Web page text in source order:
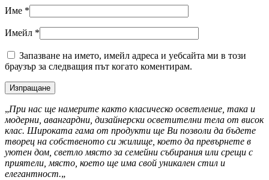
Име *
Имейл *
Запазване на името, имейл адреса и уебсайта ми в този
браузър за следващия път когато коментирам.
„При нас ще намерите както класическо осветление, така и
модерни, авангардни, дизайнерски осветителни тела от висок
клас. Широката гама от продукти ще Ви позволи да бъдете
творец на собственото си жилище, което да превърнете в
уютен дом, светло място за семейни събирания или срещи с
приятели, място, което ще има свой уникален стил и
елегантност.„